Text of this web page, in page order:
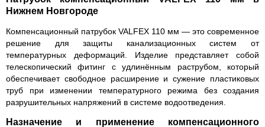
Нижнем Новгороде
Компенсационный патрубок VALFEX 110 мм — это современное
решение для защиты канализационных систем от
температурных деформаций. Изделие представляет собой
телескопический фитинг с удлинённым раструбом, который
обеспечивает свободное расширение и сужение пластиковых
труб при изменении температурного режима без создания
разрушительных напряжений в системе водоотведения.
Назначение и применение компенсационного